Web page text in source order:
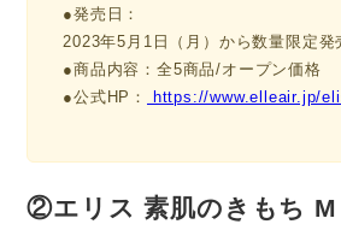
●発売日：
2023年5月1日（月）から数量限定発
●商品内容：全5商品/オープン価格
●公式HP：
https://www.elleair.jp/
②エリス 素肌のきもち